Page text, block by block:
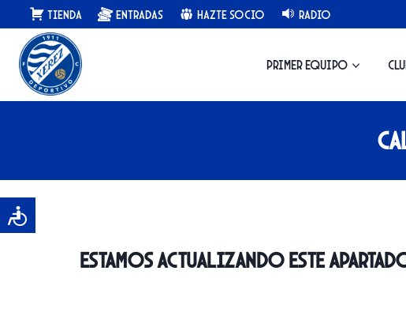
Saltar
al
contenido
Tienda Entradas Hazte Socio Radio
Primer equipo
Estamos actualizando este